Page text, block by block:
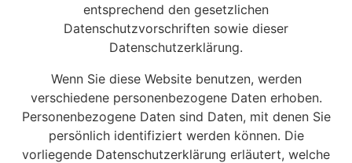
entsprechend den gesetzlichen
Datenschutzvorschriften sowie dieser
Datenschutzerklärung.
Wenn Sie diese Website benutzen, werden
verschiedene personenbezogene Daten erhoben.
Personenbezogene Daten sind Daten, mit denen Sie
persönlich identifiziert werden können. Die
vorliegende Datenschutzerklärung erläutert, welche